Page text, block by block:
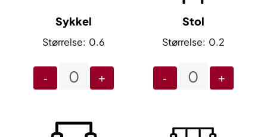
Sykkel
0.6
- +
Stol
0.2
- +